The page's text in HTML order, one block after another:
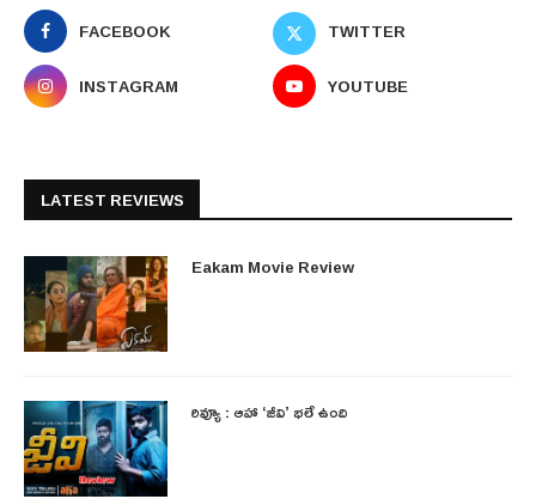
FACEBOOK
TWITTER
INSTAGRAM
YOUTUBE
LATEST REVIEWS
Eakam Movie Review
రివ్యూ : ఆహా ‘జీవి’ భలే ఉంది